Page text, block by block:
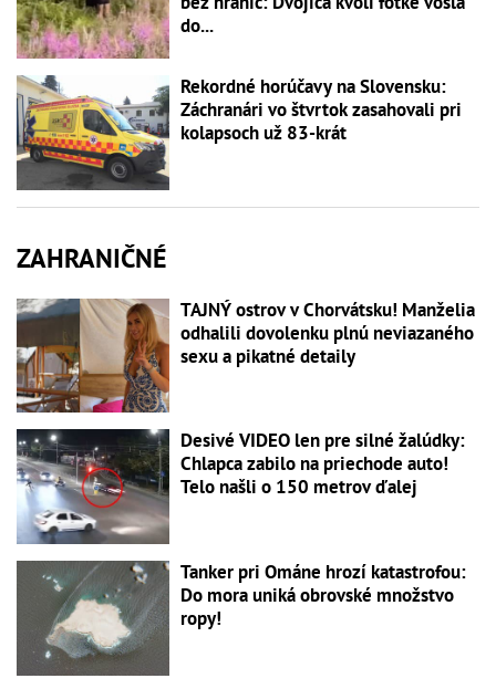
do...
Rekordné horúčavy na Slovensku:
Záchranári vo štvrtok zasahovali pri
kolapsoch už 83-krát
ZAHRANIČNÉ
TAJNÝ ostrov v Chorvátsku! Manželia
odhalili dovolenku plnú neviazaného
sexu a pikatné detaily
Desivé VIDEO len pre silné žalúdky:
Chlapca zabilo na priechode auto!
Telo našli o 150 metrov ďalej
Tanker pri Ománe hrozí katastrofou:
Do mora uniká obrovské množstvo
ropy!